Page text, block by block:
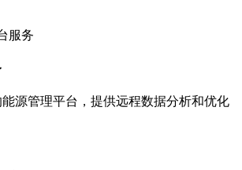
源管理平台，提供远程数据分析和优化